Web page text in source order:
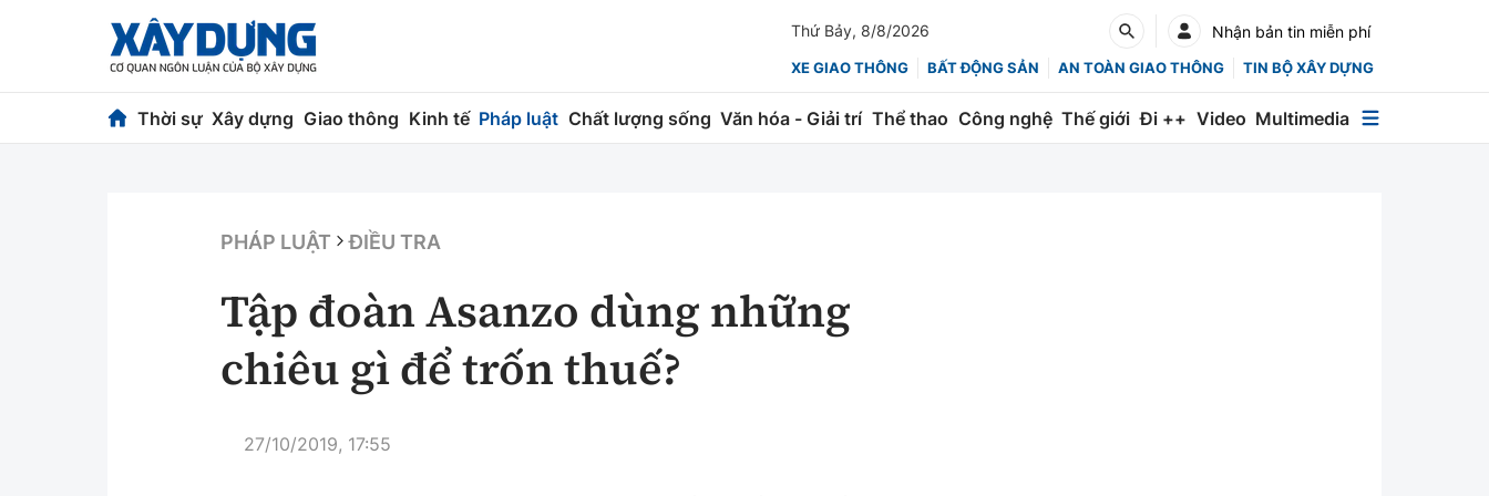
Thứ Bảy, 8/8/2026 Nhận bản tin miễn phí
XE GIAO THÔNG BẤT ĐỘNG SẢN AN TOÀN GIAO THÔNG TIN BỘ XÂY DỰNG
Thời sự Xây dựng Giao thông Kinh tế Pháp luật Chất lượng sống Văn hóa - Giải trí Thể thao Công nghệ Thế giới Đi ++ Video Multimedia
Chuyện dọc đường
Chỉ đạo điều hành
Vật liệu xây dựng
Giám định chất lượng
Hàng không
Đường sắt
Chứng khoán
PHÁP LUẬT ĐIỀU TRA
Tập đoàn Asanzo dùng những
chiêu gì để trốn thuế?
27/10/2019, 17:55